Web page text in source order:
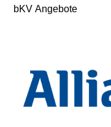
bKV Angebote